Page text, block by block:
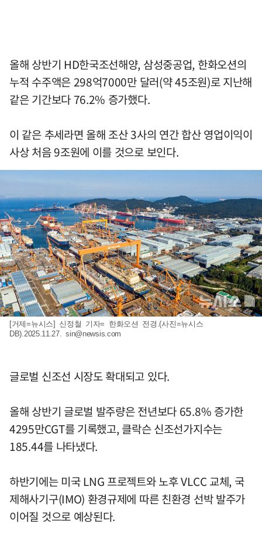
올해 상반기 HD한국조선해양, 삼성중공업, 한화오션의
누적 수주액은 298억7000만 달러(약 45조원)로 지난해
같은 기간보다 76.2% 증가했다.
이 같은 추세라면 올해 조산 3사의 연간 합산 영업이익이
사상 처음 9조원에 이를 것으로 보인다.
[거제=뉴시스] 신정철 기자= 한화오션 전경.(사진=뉴시스
DB).2025.11.27.sin@newsis.com
글로벌 신조선 시장도 확대되고 있다.
올해 상반기 글로벌 발주량은 전년보다 65.8% 증가한
4295만CGT를 기록했고, 클락슨 신조선가지수는
185.44를 나타냈다.
하반기에는 미국 LNG 프로젝트와 노후 VLCC 교체, 국
제해사기구(IMO) 환경규제에 따른 친환경 선박 발주가
이어질 것으로 예상된다.